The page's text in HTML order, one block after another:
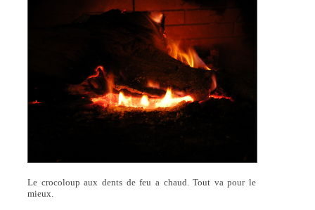
Le crocoloup aux dents de feu a chaud. Tout va pour le
mieux.